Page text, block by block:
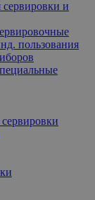
и
пользования